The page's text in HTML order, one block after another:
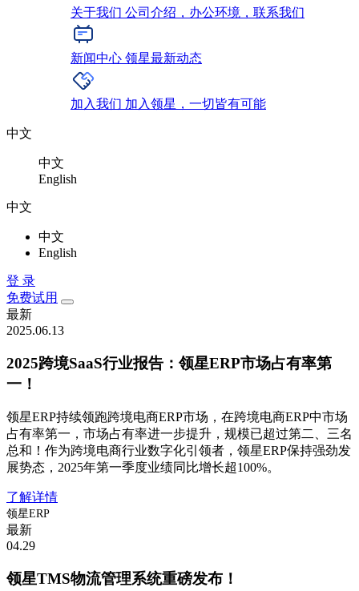
关于我们 公司介绍，办公环境，联系我们
新闻中心 领星最新动态
加入我们 加入领星，一切皆有可能
中文
中文
English
中文
中文
English
登 录
免费试用
最新
2025.06.13
2025跨境SaaS行业报告：领星ERP市场占有率第
一！
领星ERP持续领跑跨境电商ERP市场，在跨境电商ERP中市场
占有率第一，市场占有率进一步提升，规模已超过第二、三名
总和！作为跨境电商行业数字化引领者，领星ERP保持强劲发
展势态，2025年第一季度业绩同比增长超100%。
了解详情
领星ERP
最新
04.29
领星TMS物流管理系统重磅发布！